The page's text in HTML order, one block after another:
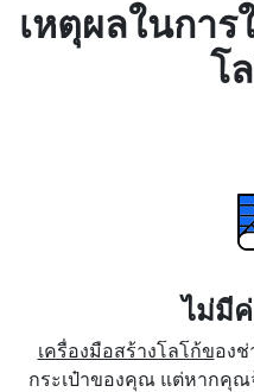
เหตุผลในการ
โ
ไม่มี
เครื่องมือสร้างโลโก้ของช่
กระเป๋าของคุณ แต่หากคุณ